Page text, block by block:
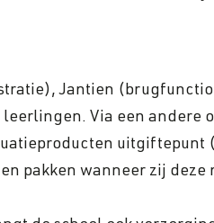
Jantien
Via een andere
pakken wanneer zij deze